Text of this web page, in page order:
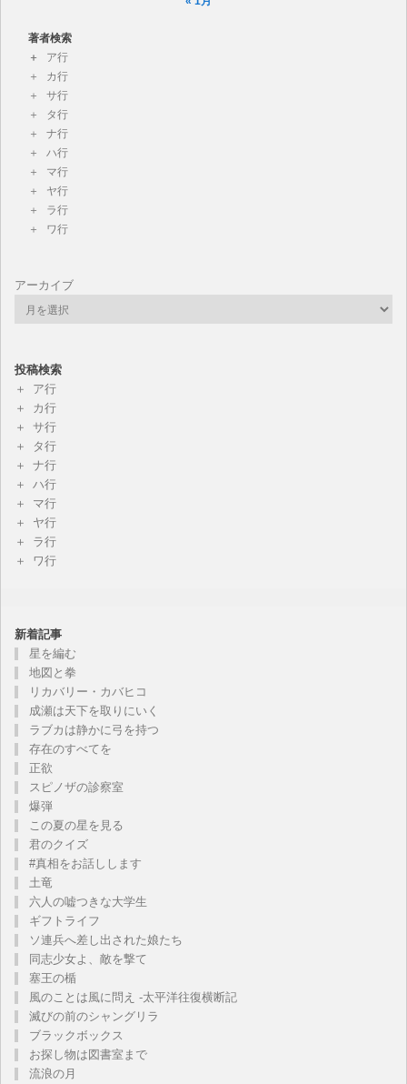
著者検索
ア行
カ行
サ行
タ行
ナ行
ハ行
マ行
ヤ行
ラ行
ワ行
アーカイブ
投稿検索
ア行
カ行
サ行
タ行
ナ行
ハ行
マ行
ヤ行
ラ行
ワ行
新着記事
星を編む
地図と拳
リカバリー・カバヒコ
成瀬は天下を取りにいく
ラブカは静かに弓を持つ
存在のすべてを
正欲
スピノザの診察室
爆弾
この夏の星を見る
君のクイズ
#真相をお話しします
土竜
六人の嘘つきな大学生
ギフトライフ
ソ連兵へ差し出された娘たち
同志少女よ、敵を撃て
塞王の楯
風のことは風に問え -太平洋往復横断記
滅びの前のシャングリラ
ブラックボックス
お探し物は図書室まで
流浪の月